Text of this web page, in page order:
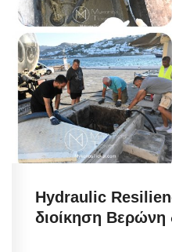
Hydraulic
διοίκηση Βερώνη